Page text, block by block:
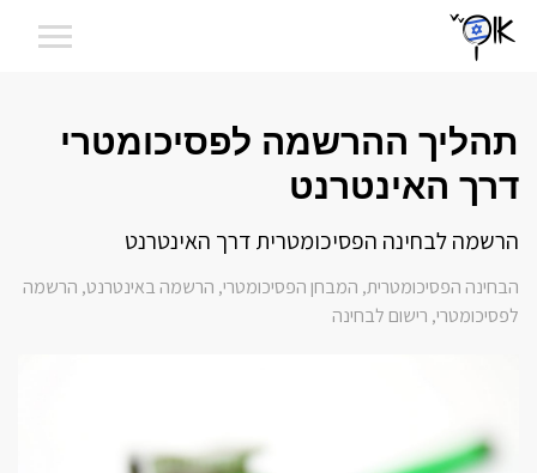
תהליך ההרשמה לפסיכומטרי
דרך האינטרנט
הרשמה לבחינה הפסיכומטרית דרך האינטרנט
הבחינה הפסיכומטרית, המבחן הפסיכומטרי, הרשמה באינטרנט, הרשמה
לפסיכומטרי, רישום לבחינה